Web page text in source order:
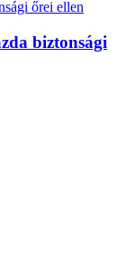
biztonsági